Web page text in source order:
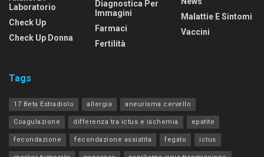
Laboratorio
Check Up
Check Up Donna
Diagnostica Per
Immagini
Farmaci
Fertilità
Malattie E Sintomi
Vaccini
Tags
17 Beta Estradiolo allergia aneurisma cervello
Coagulazione differenza tra ictus e ischemia epatite
fecondazione fecondazione assistita fegato ictus